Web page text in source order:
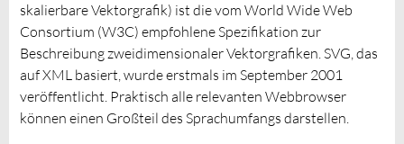
skalierbare Vektorgrafik) ist die vom World Wide Web
Consortium (W3C) empfohlene Spezifikation zur
Beschreibung zweidimensionaler Vektorgrafiken. SVG, das
auf XML basiert, wurde erstmals im September 2001
veröffentlicht. Praktisch alle relevanten Webbrowser
können einen Großteil des Sprachumfangs darstellen.